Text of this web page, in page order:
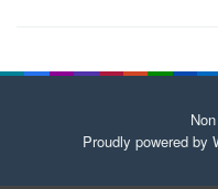
Proudly powered by